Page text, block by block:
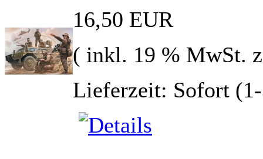
16,50 EUR
( inkl. 19 % MwSt.
Lieferzeit: Sofort